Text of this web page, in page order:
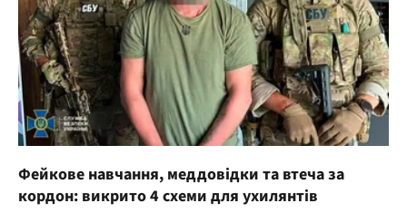
Фейкове навчання, меддовідки та втеча за
кордон: викрито 4 схеми для ухилянтів